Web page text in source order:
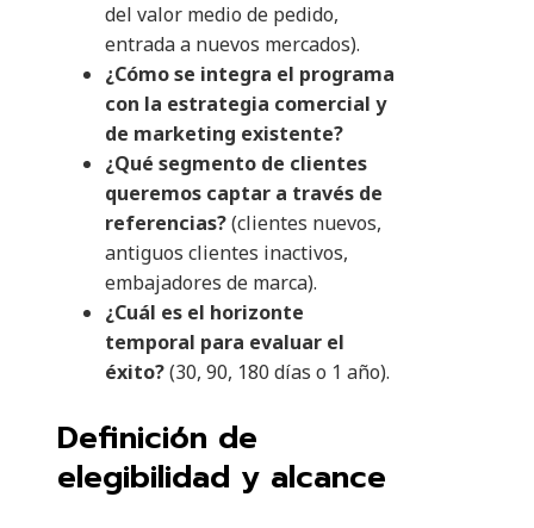
del valor medio de pedido,
entrada a nuevos mercados).
¿Cómo se integra el programa
con la estrategia comercial y
de marketing existente?
¿Qué segmento de clientes
queremos captar a través de
referencias?(clientes nuevos,
antiguos clientes inactivos,
embajadores de marca).
¿Cuál es el horizonte
temporal para evaluar el
éxito?(30, 90, 180 días o 1 año).
Definición de
elegibilidad y alcance